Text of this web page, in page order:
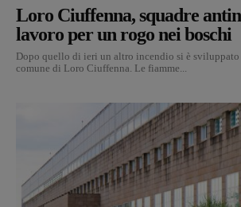
Loro Ciuffenna, squadre
lavoro per un rogo nei boschi
Dopo quello di ieri un altro incendio si è sviluppato
comune di Loro Ciuffenna. Le fiamme...